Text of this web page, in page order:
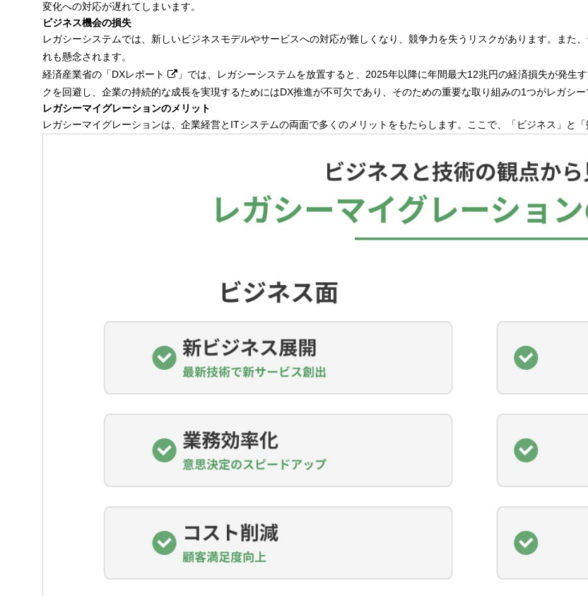
リビルド
最適な手法の選択
レガシーマイグレーションの成功事例
工場の基幹システムをクラウド化
クラウド化によりIoTサービスの遅延解消
まとめ
変化への対応が遅れてしまいます。
ビジネス機会の損失
レガシーシステムでは、新しいビジネスモデルやサービスへの対応が難しくなり、競争力を失うリスクがあります。また
れも懸念されます。
経済産業省の「DXレポート
」では、レガシーシステムを放置すると、2025年以降に年間最大12兆円の経済損失が発生
クを回避し、企業の持続的な成長を実現するためにはDX推進が不可欠であり、そのための重要な取り組みの1つがレガシー
レガシーマイグレーションのメリット
レガシーマイグレーションは、企業経営とITシステムの両面で多くのメリットをもたらします。ここで、「ビジネス」と